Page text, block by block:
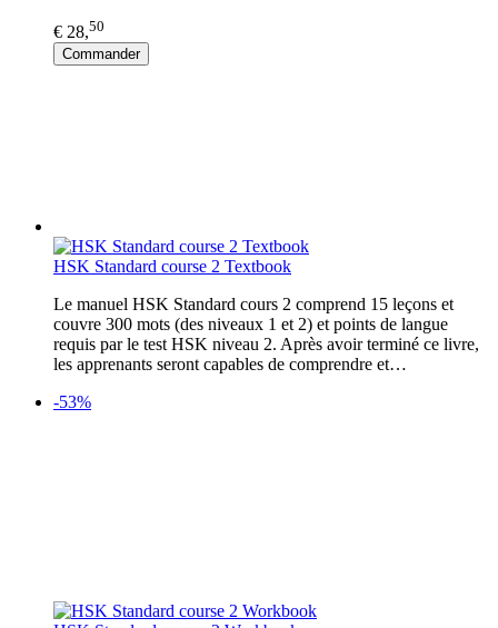
€ 28,50
Commander
HSK Standard course 2 Textbook
Le manuel HSK Standard cours 2 comprend 15 leçons et
couvre 300 mots (des niveaux 1 et 2) et points de langue
requis par le test HSK niveau 2. Après avoir terminé ce livre,
les apprenants seront capables de comprendre et…
-53%